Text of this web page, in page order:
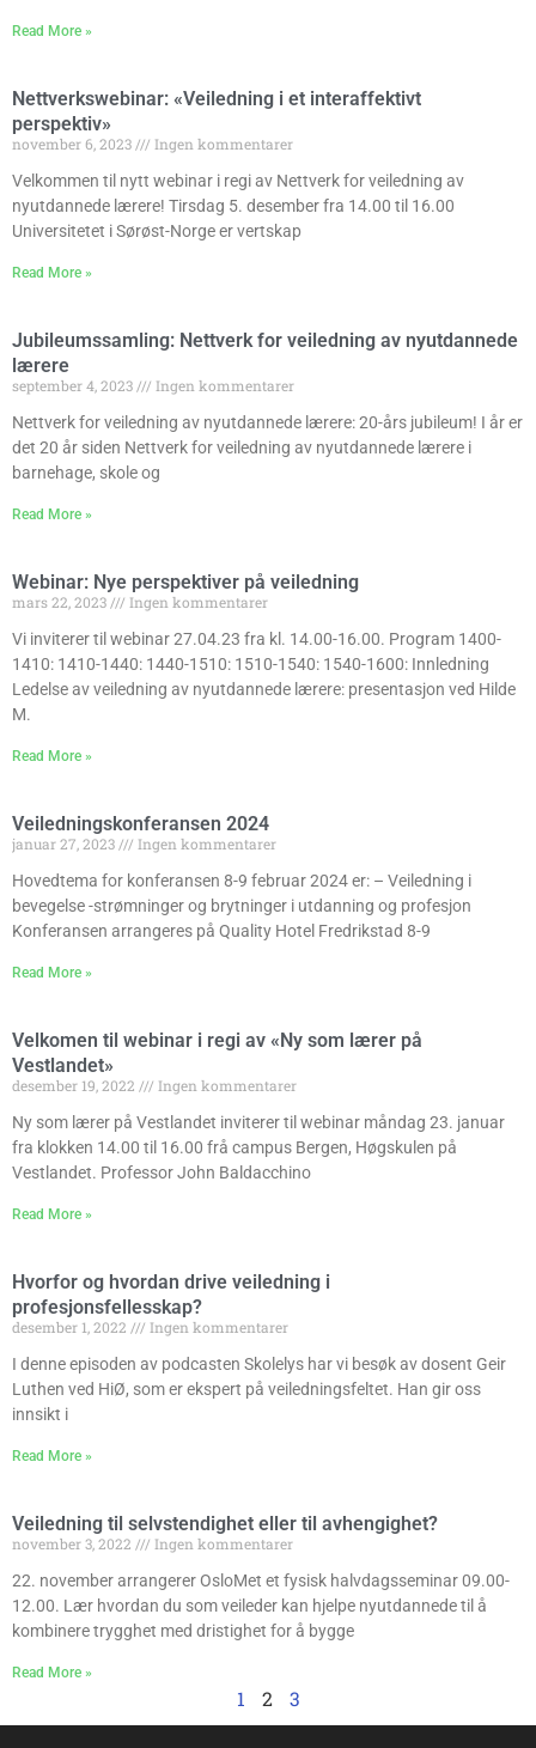
Read More »
Nettverkswebinar: «Veiledning i et interaffektivt
perspektiv»
november 6, 2023
Ingen kommentarer
Velkommen til nytt webinar i regi av Nettverk for veiledning av
nyutdannede lærere! Tirsdag 5. desember fra 14.00 til 16.00
Universitetet i Sørøst-Norge er vertskap
Read More »
Jubileumssamling: Nettverk for veiledning av nyutdannede
lærere
september 4, 2023
Ingen kommentarer
Nettverk for veiledning av nyutdannede lærere: 20-års jubileum! I år er
det 20 år siden Nettverk for veiledning av nyutdannede lærere i
barnehage, skole og
Read More »
Webinar: Nye perspektiver på veiledning
mars 22, 2023
Ingen kommentarer
Vi inviterer til webinar 27.04.23 fra kl. 14.00-16.00. Program 1400-
1410: 1410-1440: 1440-1510: 1510-1540: 1540-1600: Innledning
Ledelse av veiledning av nyutdannede lærere: presentasjon ved Hilde
M.
Read More »
Veiledningskonferansen 2024
januar 27, 2023
Ingen kommentarer
Hovedtema for konferansen 8-9 februar 2024 er: – Veiledning i
bevegelse -strømninger og brytninger i utdanning og profesjon
Konferansen arrangeres på Quality Hotel Fredrikstad 8-9
Read More »
Velkomen til webinar i regi av «Ny som lærer på
Vestlandet»
desember 19, 2022
Ingen kommentarer
Ny som lærer på Vestlandet inviterer til webinar måndag 23. januar
fra klokken 14.00 til 16.00 frå campus Bergen, Høgskulen på
Vestlandet. Professor John Baldacchino
Read More »
Hvorfor og hvordan drive veiledning i
profesjonsfellesskap?
desember 1, 2022
Ingen kommentarer
I denne episoden av podcasten Skolelys har vi besøk av dosent Geir
Luthen ved HiØ, som er ekspert på veiledningsfeltet. Han gir oss
innsikt i
Read More »
Veiledning til selvstendighet eller til avhengighet?
november 3, 2022
Ingen kommentarer
22. november arrangerer OsloMet et fysisk halvdagsseminar 09.00-
12.00. Lær hvordan du som veileder kan hjelpe nyutdannede til å
kombinere trygghet med dristighet for å bygge
Read More »
1 2 3